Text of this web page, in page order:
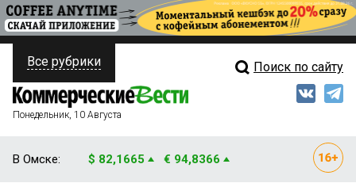
ПОЛИТИКА
ФИНАНСЫ
Свежий выпуск
Все рубрики Поиск по сайту
Понедельник, 10 Августа
В Омске: $ 82,1665 € 94,8366